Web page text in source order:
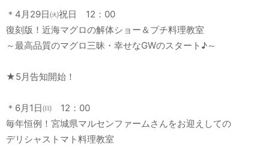
＊4月29日㈫祝日 12：00
復刻版！近海マグロの解体ショー＆プチ料理教室
～最高品質のマグロ三昧・幸せなGWのスタート♪～
★5月告知開始！
＊6月1日㈰ 12：00
毎年恒例！宮城県マルセンファームさんをお迎えしての
デリシャストマト料理教室